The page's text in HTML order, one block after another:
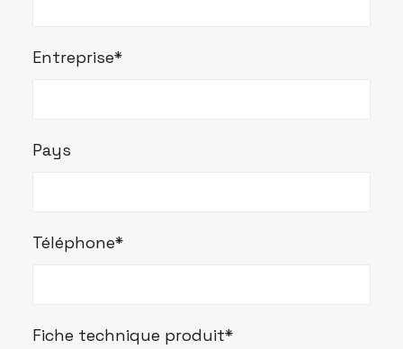
Entreprise*
Pays
Téléphone*
Fiche technique produit*